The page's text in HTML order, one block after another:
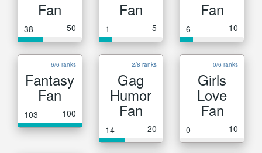
Fan
38 50
Fan
1 5
Fan
6 10
6/6 ranks
Fantasy
Fan
103 100
2/8 ranks
Gag
Humor
Fan
14 20
0/6 ranks
Girls
Love
Fan
0 10